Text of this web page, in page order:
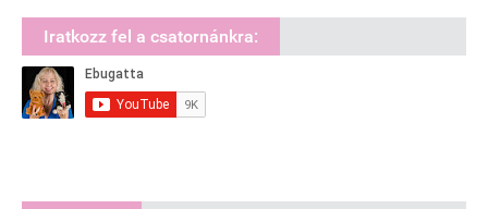
Iratkozz fel a csatornánkra: